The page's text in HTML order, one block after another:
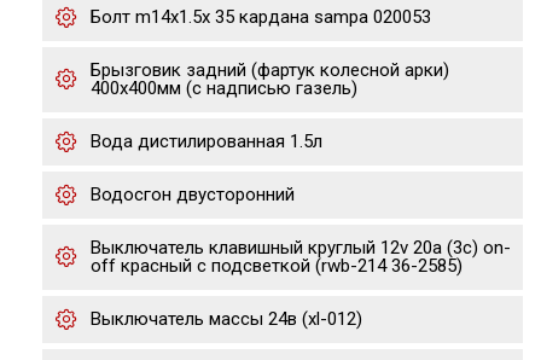
Болт m14x1.5x 35 кардана sampa 020053
Брызговик задний (фартук колесной арки)
400х400мм (с надписью газель)
Вода дистилированная 1.5л
Водосгон двусторонний
Выключатель клавишный круглый 12v 20а (3с) on-
off красный с подсветкой (rwb-214 36-2585)
Выключатель массы 24в (xl-012)